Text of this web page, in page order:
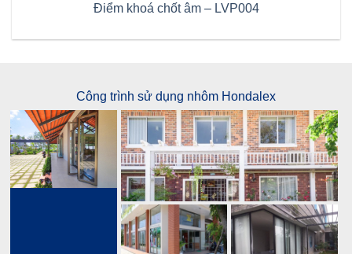
Điểm khoá chốt âm – LVP004
Công trình sử dụng nhôm Hondalex